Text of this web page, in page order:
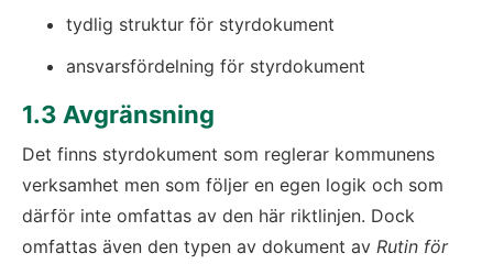
tydlig struktur för styrdokument
ansvarsfördelning för styrdokument
1.3 Avgränsning
Det finns styrdokument som reglerar kommunens
verksamhet men som följer en egen logik och som
därför inte omfattas av den här riktlinjen. Dock
omfattas även den typen av dokument av Rutin för